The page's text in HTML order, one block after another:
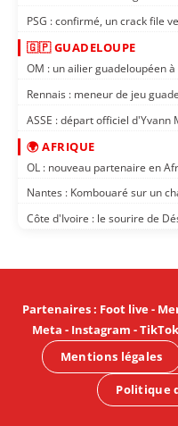
PSG : confirmé, un crack file
🇬🇵 GUADELOUPE
OM : un ailier guadeloupéen
Rennais : meneur de jeu
ASSE : départ officiel d'Yvann
🌍 AFRIQUE
OL : nouveau partenaire en
Nantes : Kombouaré sur un
Côte d'Ivoire : le sourire de
Partenaires: Foot live-
Meta - Instagram -TikTok
Mentions légales
Politique